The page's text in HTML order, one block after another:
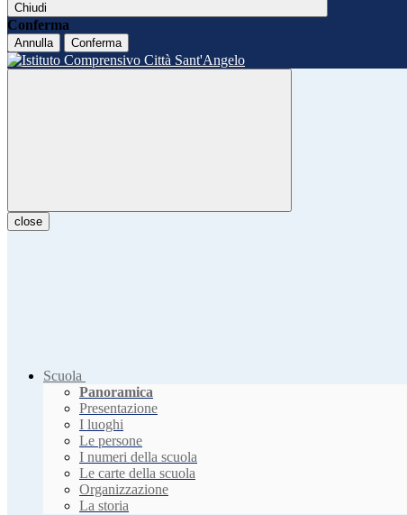
Chiudi
Conferma
Annulla Conferma
close
Scuola
Panoramica
Presentazione
I luoghi
Le persone
I numeri della scuola
Le carte della scuola
Organizzazione
La storia